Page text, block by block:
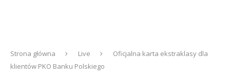
Strona główna Live
Oficjalna karta ekstraklasy dla
klientów PKO Banku Polskiego